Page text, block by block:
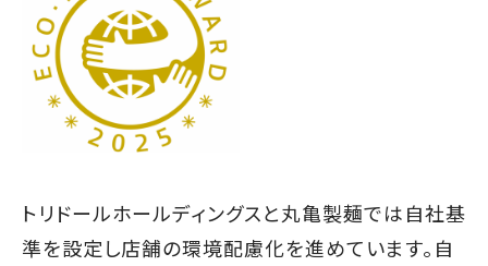
トリドールホールディングスと丸亀製麺では自社基
準を設定し店舗の環境配慮化を進めています。自